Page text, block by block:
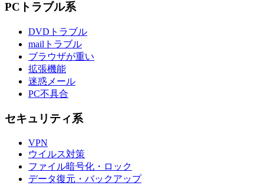
PCトラブル系
DVDトラブル
mailトラブル
ブラウザが重い
拡張機能
迷惑メール
PC不具合
セキュリティ系
VPN
ウイルス対策
ファイル暗号化・ロック
データ復元・バックアップ